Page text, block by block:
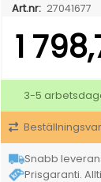
Art.nr: 27041677
1
3-5
Snabb
Prisgaranti.